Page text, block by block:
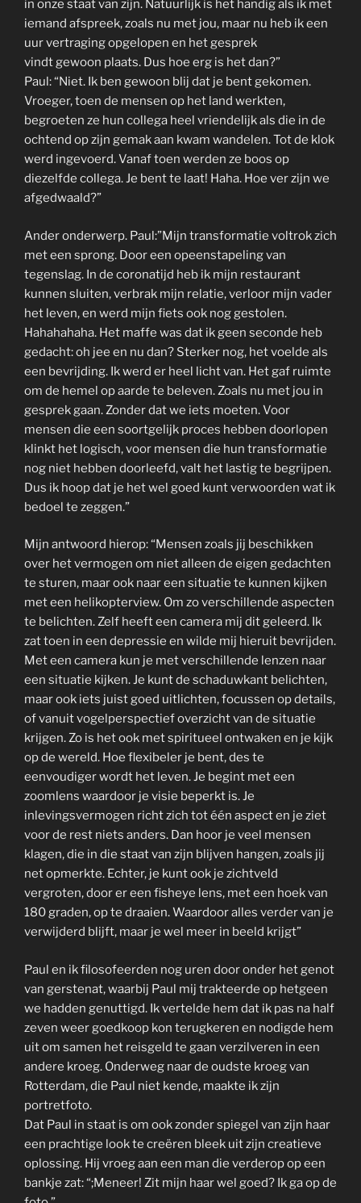
in onze staat van zijn. Natuurlijk is het handig als ik met
iemand afspreek, zoals nu met jou, maar nu heb ik een
uur vertraging opgelopen en het gesprek
vindt gewoon plaats. Dus hoe erg is het dan?”
Paul: “Niet. Ik ben gewoon blij dat je bent gekomen.
Vroeger, toen de mensen op het land werkten,
begroeten ze hun collega heel vriendelijk als die in de
ochtend op zijn gemak aan kwam wandelen. Tot de klok
werd ingevoerd. Vanaf toen werden ze boos op
diezelfde collega. Je bent te laat! Haha. Hoe ver zijn we
afgedwaald?”
Ander onderwerp. Paul:”Mijn transformatie voltrok zich
met een sprong. Door een opeenstapeling van
tegenslag. In de coronatijd heb ik mijn restaurant
kunnen sluiten, verbrak mijn relatie, verloor mijn vader
het leven, en werd mijn fiets ook nog gestolen.
Hahahahaha. Het maffe was dat ik geen seconde heb
gedacht: oh jee en nu dan? Sterker nog, het voelde als
een bevrijding. Ik werd er heel licht van. Het gaf ruimte
om de hemel op aarde te beleven. Zoals nu met jou in
gesprek gaan. Zonder dat we iets moeten. Voor
mensen die een soortgelijk proces hebben doorlopen
klinkt het logisch, voor mensen die hun transformatie
nog niet hebben doorleefd, valt het lastig te begrijpen.
Dus ik hoop dat je het wel goed kunt verwoorden wat ik
bedoel te zeggen.”
Mijn antwoord hierop: “Mensen zoals jij beschikken
over het vermogen om niet alleen de eigen gedachten
te sturen, maar ook naar een situatie te kunnen kijken
met een helikopterview. Om zo verschillende aspecten
te belichten. Zelf heeft een camera mij dit geleerd. Ik
zat toen in een depressie en wilde mij hieruit bevrijden.
Met een camera kun je met verschillende lenzen naar
een situatie kijken. Je kunt de schaduwkant belichten,
maar ook iets juist goed uitlichten, focussen op details,
of vanuit vogelperspectief overzicht van de situatie
krijgen. Zo is het ook met spiritueel ontwaken en je kijk
op de wereld. Hoe flexibeler je bent, des te
eenvoudiger wordt het leven. Je begint met een
zoomlens waardoor je visie beperkt is. Je
inlevingsvermogen richt zich tot één aspect en je ziet
voor de rest niets anders. Dan hoor je veel mensen
klagen, die in die staat van zijn blijven hangen, zoals jij
net opmerkte. Echter, je kunt ook je zichtveld
vergroten, door er een fisheye lens, met een hoek van
180 graden, op te draaien. Waardoor alles verder van je
verwijderd blijft, maar je wel meer in beeld krijgt”
Paul en ik filosofeerden nog uren door onder het genot
van gerstenat, waarbij Paul mij trakteerde op hetgeen
we hadden genuttigd. Ik vertelde hem dat ik pas na half
zeven weer goedkoop kon terugkeren en nodigde hem
uit om samen het reisgeld te gaan verzilveren in een
andere kroeg. Onderweg naar de oudste kroeg van
Rotterdam, die Paul niet kende, maakte ik zijn
portretfoto.
Dat Paul in staat is om ook zonder spiegel van zijn haar
een prachtige look te creëren bleek uit zijn creatieve
oplossing. Hij vroeg aan een man die verderop op een
bankje zat: “;Meneer! Zit mijn haar wel goed? Ik ga op de